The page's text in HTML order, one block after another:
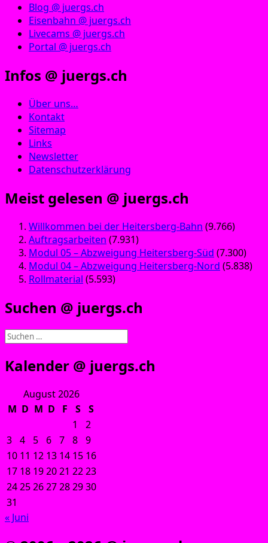
Blog @ juergs.ch
Eisenbahn @ juergs.ch
Livecams @ juergs.ch
Portal @ juergs.ch
Infos @ juergs.ch
Über uns…
Kontakt
Sitemap
Links
Newsletter
Datenschutzerklärung
Meist gelesen @ juergs.ch
Willkommen bei der Heitersberg-Bahn (9.766)
Auftragsarbeiten (7.931)
Modul 05 – Abzweigung Heitersberg-Süd (7.300)
Modul 04 – Abzweigung Heitersberg-Nord (5.838)
Rollmaterial (5.593)
Suchen @ juergs.ch
Suchen
Kalender @ juergs.ch
August 2026
M D M D F S
S
1
2
3 4 5 6 7 8 9
10 11 12 13 14 15 16
17 18 192021 2223
24252627282930
31
« Juni